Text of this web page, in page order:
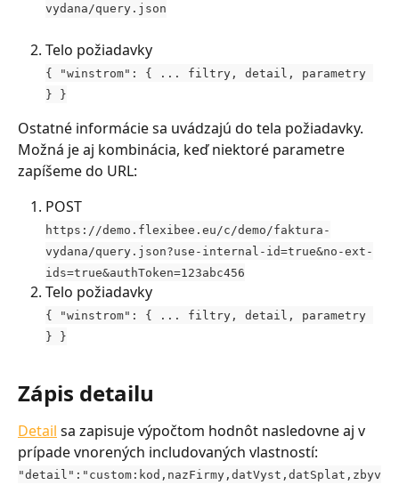
vydana/query.json
Telo požiadavky
{ "winstrom": { ... filtry, detail, parametry
} }
Ostatné informácie sa uvádzajú do tela požiadavky.
Možná je aj kombinácia, keď niektoré parametre
zapíšeme do URL:
POST
https://demo.flexibee.eu/c/demo/faktura-
vydana/query.json?use-internal-id=true&no-ext-
ids=true&authToken=123abc456
Telo požiadavky
{ "winstrom": { ... filtry, detail, parametry
} }
Zápis detailu
Detail sa zapisuje výpočtom hodnôt nasledovne aj v
prípade vnorených includovaných vlastností:
"detail":"custom:kod,nazFirmy,datVyst,datSplat,zbyv